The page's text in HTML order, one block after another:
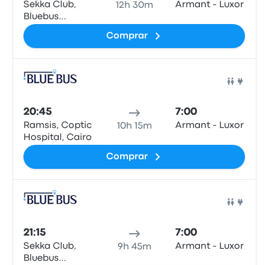
Sekka Club,
Bluebus
station, Qesm
Than Madinet
12h 30m Armant - Luxor
Comprar
20:45
Ramsis, Coptic
Hospital, Cairo
10h 15m
7:00
Armant - Luxor
Comprar
21:15
Sekka Club,
Bluebus
9h 45m
7:00
Armant - Luxor